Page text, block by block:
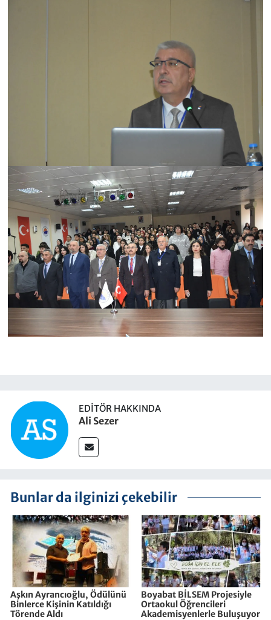
EDITÖR HAKKINDA
Ali Sezer
Bunlar da ilginizi çekebilir
Aşkın Ayrancıoğlu, Ödülünü
Binlerce Kişinin Katıldığı
Törende Aldı
Boyabat BİLSEM Projesiyle
Ortaokul Öğrencileri
Akademisyenlerle Buluşuyor